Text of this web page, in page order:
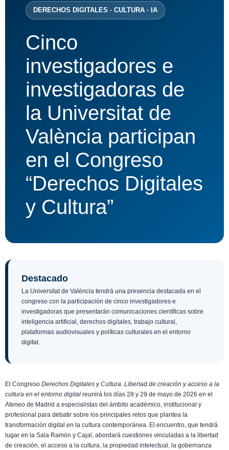
DERECHOS DIGITALES · CULTURA · IA
Cinco
investigadores e
investigadoras de
la Universitat de
València participan
en el Congreso
“Derechos Digitales
y Cultura”
Destacado
La Universitat de València tendrá una presencia destacada en el
congreso con la participación de cinco investigadores e
investigadoras que presentarán comunicaciones científicas sobre
inteligencia artificial, derechos digitales, trabajo cultural,
plataformas audiovisuales y políticas culturales en el entorno
digital.
El CongresoDerechos Digitales y Cultura. Libertad de creación y acceso a la
cultura en el entorno digital reunirá los días 28 y 29 de mayo de 2026 en el
Ateneo de Madrid a especialistas del ámbito académico, institucional y
profesional para debatir sobre los principales retos que plantea la
transformación digital en la cultura contemporánea. El encuentro, que tendrá
lugar en la Sala Ramón y Cajal, abordará cuestiones vinculadas a la libertad
de creación, el acceso a la cultura, la propiedad intelectual, la gobernanza